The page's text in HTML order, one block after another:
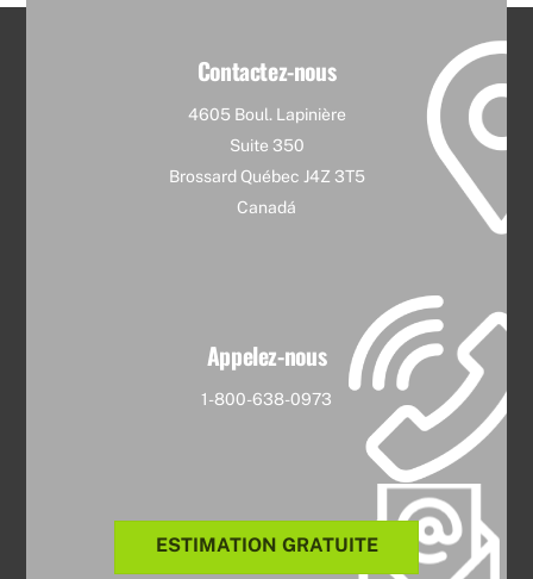
Contactez-nous
4605 Boul. Lapinière
Suite 350
Brossard Québec J4Z 3T5
Canadá
Appelez-nous
1-800-638-0973
ESTIMATION GRATUITE